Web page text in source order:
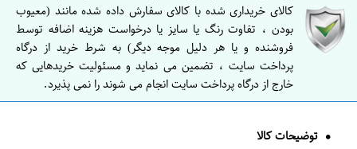
کالای خریداری شده با کالای سفارش داده شده مانند (معیوب
بودن ، تفاوت رنگ یا سایز یا درخواست هزینه اضافه توسط
فروشنده و یا هر دلیل موجه دیگر) به شرط خرید از درگاه
پرداخت سایت ، تضمین می نماید و مسئولیت خریدهایی که
خارج از درگاه پرداخت سایت انجام می شوند را نمی پذیرد.
توضیحات کالا